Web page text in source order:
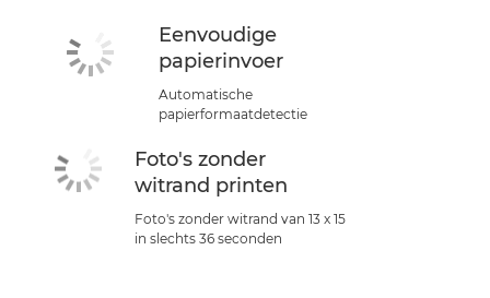
Eenvoudige
papierinvoer
Automatische
papierformaatdetectie
Foto's zonder
witrand printen
Foto's zonder witrand van 13 x 15
in slechts 36 seconden